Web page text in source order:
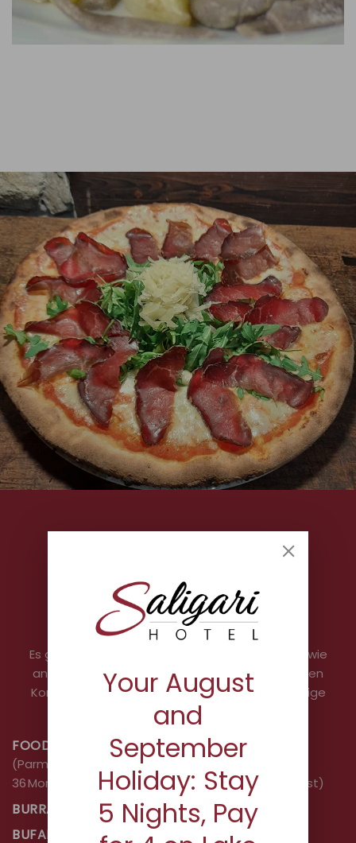
die Pizzeria
Es gibt mindestens 10 der klassischen Pizzen sowie
andere Pizzen, die sich durch die fantasievollsten
Kombinationen auszeichnen, von denen wir einige
Beispiele nennen:
FOOD VALLEY
(Parmaschinken, Grana‑Padano “Prati Stabili” mit
36 Monaten Reifezeit und ein knuspriges Rucolanest)
BURRATA E ACCIUGHE
BUFALA E DATTERINI
Your August
and
September
Holiday: Stay
5 Nights, Pay